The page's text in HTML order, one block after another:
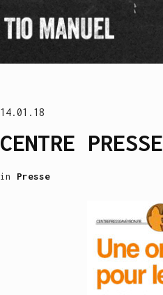
14.01.18
CENTRE PRESSE
in Presse